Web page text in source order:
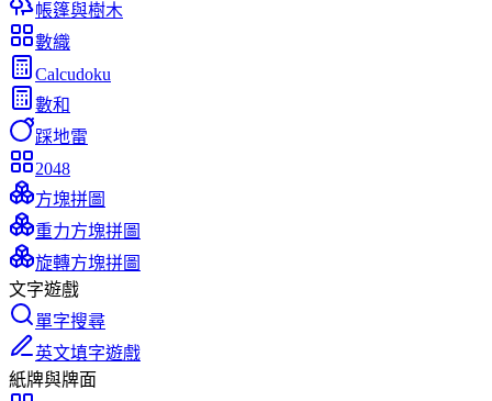
帳篷與樹木
數織
Calcudoku
數和
踩地雷
2048
方塊拼圖
重力方塊拼圖
旋轉方塊拼圖
文字遊戲
單字搜尋
英文填字遊戲
紙牌與牌面